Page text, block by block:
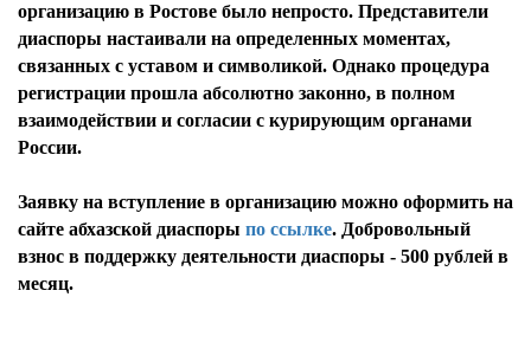
организацию в Ростове было непросто. Представители
диаспоры настаивали на определенных моментах,
связанных с уставом и символикой. Однако процедура
регистрации прошла абсолютно законно, в полном
взаимодействии и согласии с курирующим органами
России.
Заявку на вступление в организацию можно оформить на
сайте абхазской диаспоры по ссылке. Добровольный
взнос в поддержку деятельности диаспоры - 500 рублей в
месяц.